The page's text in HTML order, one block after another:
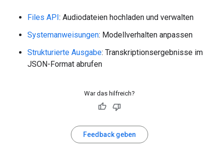
Files API: Audiodateien hochladen und verwalten
Systemanweisungen: Modellverhalten anpassen
Strukturierte Ausgabe: Transkriptionsergebnisse im
JSON-Format abrufen
War das hilfreich?
Feedback geben